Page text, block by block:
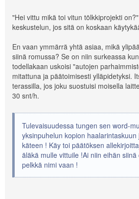
"Hei vittu mikä toi vitun tölkkiprojekti
keskustelun, jos sitä on koskaan
En vaan ymmärrä yhtä asiaa, mikä
siinä romussa? Se on niin surkeassa
todellakaan uskoisi "autojen
mitattuna ja päätoimisesti ylläpidetyksi.
terassilla, jos joku suostuisi moisella
30 snt/h.
Tulevaisuudessa tungen sen word-
yksinpuhelun kopion haalarintaskuun
käteen ! Käy toi päätöksen
äläkä mulle vittuile !Ai niin eihän
pelkkä nimi vaan !